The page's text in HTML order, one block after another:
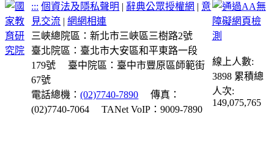
::: 個資法及隱私聲明 | 辭典公眾授權網 | 意
見交流 |網網相連
三峽總院區：新北市三峽區三樹路2號
臺北院區：臺北市大安區和平東路一段
179號
臺中院區：臺中市豐原區師範街
67號
電話總機：(02)7740-7890
傳真：
(02)7740-7064
TANet VoIP：9009-7890
線上人數:
3898 累積總
人次:
149,075,765